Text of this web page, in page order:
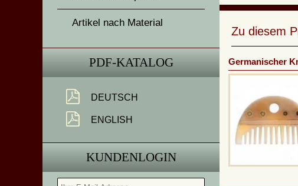
Artikel nach Material
PDF-KATALOG
DEUTSCH
ENGLISH
KUNDENLOGIN
Zu diesem
Germanischer